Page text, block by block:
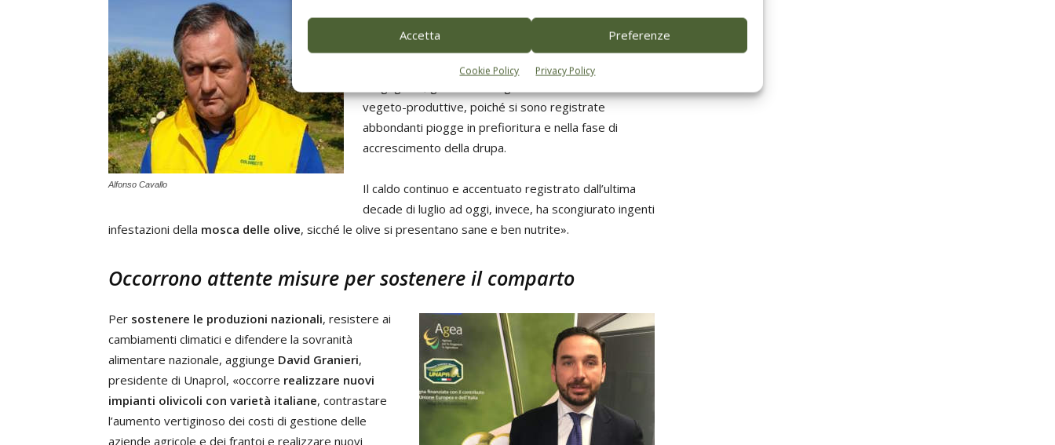
Accetta Preferenze
Cookie Policy Privacy Policy
Alfonso Cavallo
, presidente di Coldiretti Puglia – le previsioni
di produzione della campagna olivicola di quest’anno
risultano soddisfacenti. Infatti, dopo una buona
vegeto-produttive, poiché si sono registrate
abbondanti piogge in prefioritura e nella fase di
accrescimento della drupa.
Il caldo continuo e accentuato registrato dall’ultima
decade di luglio ad oggi, invece, ha scongiurato ingenti
infestazioni della mosca delle olive, sicché le olive si presentano sane e ben nutrite».
Occorrono attente misure per sostenere il comparto
Per sostenere le produzioni nazionali, resistere ai
cambiamenti climatici e difendere la sovranità
alimentare nazionale, aggiunge David Granieri,
presidente di Unaprol, «occorre realizzare nuovi
impianti olivicoli con varietà italiane, contrastare
l’aumento vertiginoso dei costi di gestione delle
aziende agricole e dei frantoi e realizzare nuovi